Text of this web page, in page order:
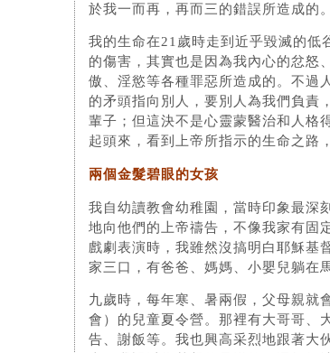
於我一而再，再而三的錯誤所造成的。
我的生命在21歲時走到近乎毀滅的低
的傷害，其實也是因為我內心的忿怒
傲、淫慾等各種罪惡所造成的。不過
的矛頭指向別人，要別人為我們負責
輩子；但這決不是心靈蒙醫治和人格
起頭來，看到上帝所指示的生命之路
兩個金髮碧眼的女孩
我自幼讀教會幼稚園，當時印象最深
地向他們的上帝禱告，不像我家有固
戲劇表演時，我雖然沒搞明白耶穌基
家三口，有爸爸、媽媽、小嬰兒躺在
九歲時，每年寒、暑兩假，父母親就
會）的兒童夏令營。那裡有大哥哥、
告、謝飯等。我也興高采烈地跟著大